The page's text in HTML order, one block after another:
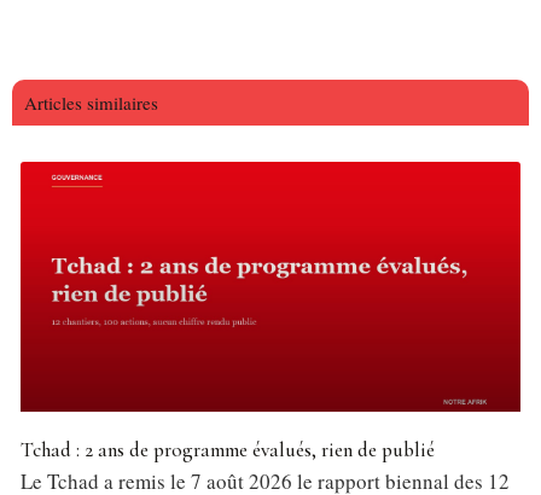
Articles similaires
Tchad : 2 ans de programme évalués, rien de publié
Le Tchad a remis le 7 août 2026 le rapport biennal des 12